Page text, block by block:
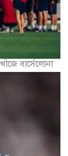
বার্সেলোনা